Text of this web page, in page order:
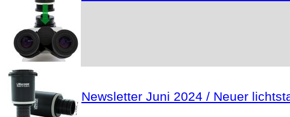
Newsletter Juni 2024 / Neuer